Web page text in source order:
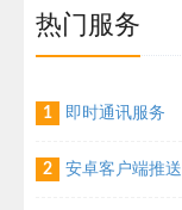
热门服务
1 即时通讯服务
2 安卓客户端推送